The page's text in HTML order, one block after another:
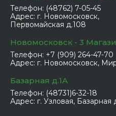
Телефон: (48762) 7-05-45
Адрес: г. Новомосковск,
Первомайская д.108
Новомосковск - 3
Телефон: +7 (909) 264-47-70
Адрес: г. Новомосковск,
Базарная д.1А
Телефон: (48731)6-32-18
Адрес: г. Узловая, Базарная